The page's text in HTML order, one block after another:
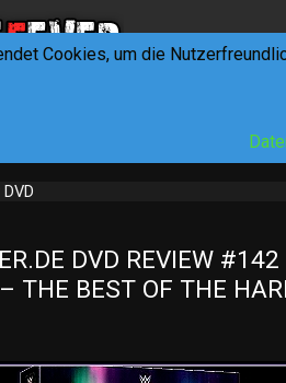
DVD REVIEW #142
THE BEST OF THE
Cookies, um die